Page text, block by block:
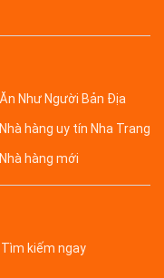
Ăn Như Người Bản Địa
Nhà hàng uy tín Nha Trang
Nhà hàng mới
Tìm kiếm ngay